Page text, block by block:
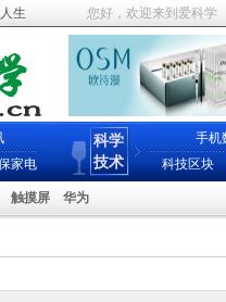
生 您好，欢迎来到爱科学
家电
科学
技术
手机
科技区块
触摸屏 华为